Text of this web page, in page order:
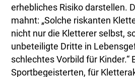
erhebliches Risiko darstellen.
mahnt: „Solche riskanten
nicht nur die Kletterer selbst,
unbeteiligte Dritte in
schlechtes Vorbild für Kinder.“
Sportbegeisterten, für